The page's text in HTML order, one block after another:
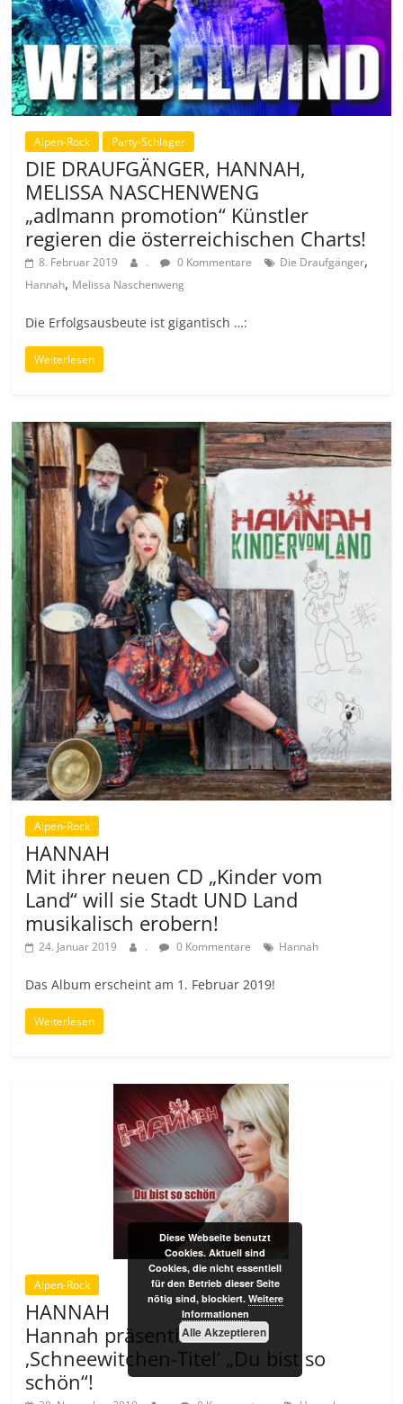
Alpen-Rock Party-Schlager
DIE DRAUFGÄNGER, HANNAH,
MELISSA NASCHENWENG
„adlmann promotion“ Künstler
regieren die österreichischen Charts!
8. Februar 2019 . 0 Kommentare Die Draufgänger,
Hannah, Melissa Naschenweng
Die Erfolgsausbeute ist gigantisch …:
Weiterlesen
Alpen-Rock
HANNAH
Mit ihrer neuen CD „Kinder vom
Land“ will sie Stadt UND Land
musikalisch erobern!
24. Januar 2019 . 0 Kommentare Hannah
Das Album erscheint am 1. Februar 2019!
Weiterlesen
Alpen-Rock
HANNAH
Hannah präsentiert ihren
‚Schneewitchen-Titel‘ „Du bist so
schön“!
Diese Webseite benutzt
Cookies. Aktuell sind
Cookies, die nicht essentiell
für den Betrieb dieser Seite
nötig sind, blockiert. Weitere
Informationen
Alle Akzeptieren